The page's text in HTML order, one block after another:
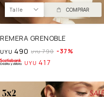
Talle COMPRAR
REMERA GRENOBLE
UYU 490 UYU 790 37
UYU 417